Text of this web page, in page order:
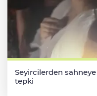
Seyircilerden
tepki